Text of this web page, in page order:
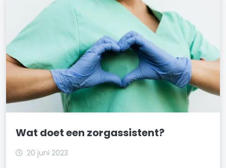
Wat doet een zorgassistent?
20 juni 2023